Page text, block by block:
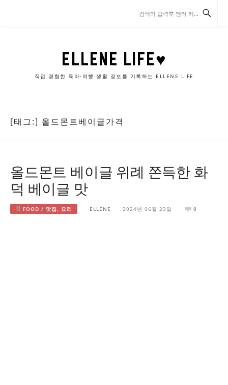
ELLENE LIFE♥
직접 경험한 육아·여행·생활 정보를 기록하는 ELLENE LIFE
[태그:] 올드몬트베이글가격
올드몬트 베이글 위례 쫀득한 화
덕 베이글 맛
FOOD / 맛집, 요리 ELLENE 2024년 06월 23일 0